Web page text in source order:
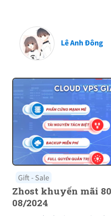
Lê Anh Đông
Gift - Sale
Zhost khuyến mãi
08/2024